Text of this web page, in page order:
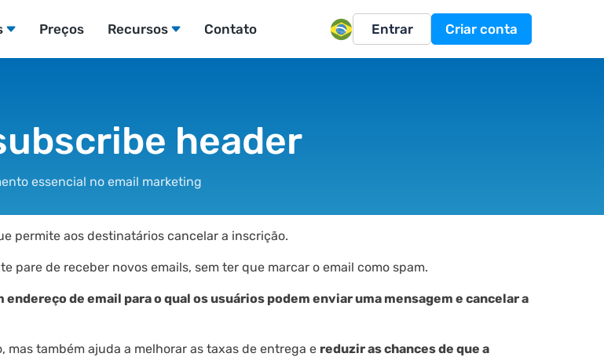
Preços Recursos Contato Entrar Criar conta
header
essencial no email marketing
permite aos destinatários cancelar a inscrição.
pare de receber novos emails, sem ter que marcar o email como spam.
de email para o qual os usuários podem enviar uma mensagem e cancelar a
também ajuda a melhorar as taxas de entrega e reduzir as chances de que a